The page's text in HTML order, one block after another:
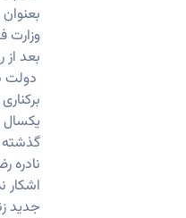
وزارت
بعد از
دولت
یکسال
گذشته
نادره
اشکار
جدید